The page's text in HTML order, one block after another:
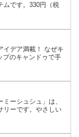
ムです。330円（税
イデア満載！ なぜキ
プのキャンドゥで手
ーシュシュ」は、
リーです。やさしい